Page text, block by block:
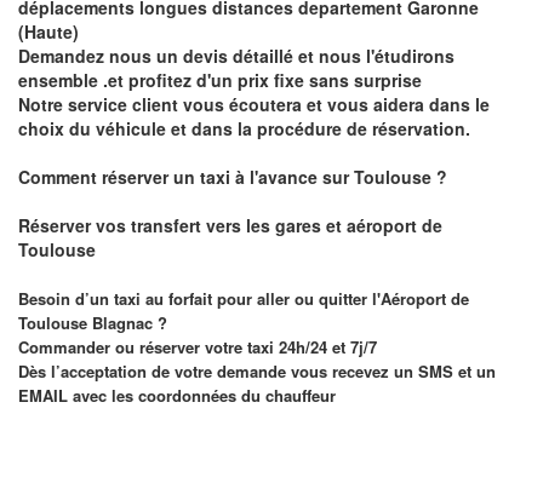
déplacements longues distances departement Garonne
(Haute)
Demandez nous un devis détaillé et nous l'étudirons
ensemble .et profitez d'un prix fixe sans surprise
Notre service client vous écoutera et vous aidera dans le
choix du véhicule et dans la procédure de réservation.
Comment réserver un taxi à l'avance surToulouse ?
Réserver vos transfert vers les gares et aéroport de
Toulouse
Besoin d’un taxi au forfait pour aller ou quitter l'Aéroport de
Toulouse Blagnac ?
Commander ou réserver votre taxi 24h/24 et 7j/7
Dès l’acceptation de votre demande vous recevez un SMS et un
EMAIL avec les coordonnées du chauffeur